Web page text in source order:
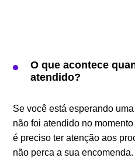
O que acontece
atendido?
Se você está esperando
não foi atendido no
é preciso ter atenção aos
não perca a sua encomenda.